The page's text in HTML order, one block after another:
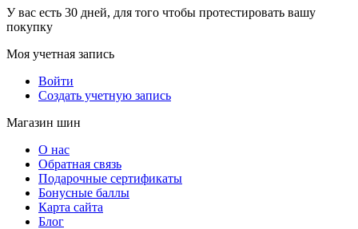
У вас есть 30 дней, для того чтобы протестировать вашу
покупку
Моя учетная запись
Войти
Создать учетную запись
Магазин шин
О нас
Обратная связь
Подарочные сертификаты
Бонусные баллы
Карта сайта
Блог